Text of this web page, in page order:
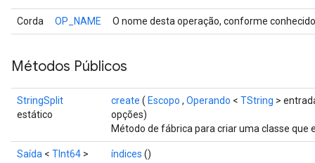
Corda OP_NAME O nome desta operação, conforme
Métodos Públicos
StringSplit
estático
create ( Escopo , Operando < TString >
opções)
Método de fábrica para criar uma classe que
Saída < TInt64 > índices ()